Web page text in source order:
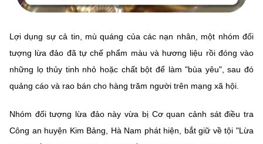
Lợi dụng sự cả tin, mù quáng của các nạn nhân, một nhóm đối
tượng lừa đảo đã tự chế phẩm màu và hương liệu rồi đóng vào
những lọ thủy tinh nhỏ hoặc chất bột để làm "bùa yêu", sau đó
quảng cáo và rao bán cho hàng trăm người trên mạng xã hội.
Nhóm đối tượng lừa đảo này vừa bị Cơ quan cảnh sát điều tra
Công an huyện Kim Bảng, Hà Nam phát hiện, bắt giữ về tội "Lừa